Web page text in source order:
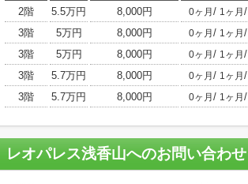
2階
5.5万円 8,000円 0ヶ月 / 1ヶ月 /
3階
5万円 8,000円 0ヶ月 / 1ヶ月 /
3階
5万円 8,000円 0ヶ月 / 1ヶ月 /
3階
5.7万円 8,000円 0ヶ月 / 1ヶ月 /
3階
5.7万円 8,000円 0ヶ月 / 1ヶ月 /
レオパレス浅香山へのお問い合わせ